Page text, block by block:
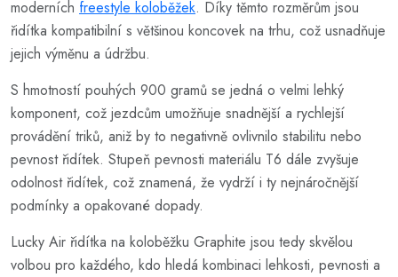
moderních freestyle koloběžek. Díky těmto rozměrům jsou
řidítka kompatibilní s většinou koncovek na trhu, což usnadňuje
jejich výměnu a údržbu.
S hmotností pouhých 900 gramů se jedná o velmi lehký
komponent, což jezdcům umožňuje snadnější a rychlejší
provádění triků, aniž by to negativně ovlivnilo stabilitu nebo
pevnost řidítek. Stupeň pevnosti materiálu T6 dále zvyšuje
odolnost řidítek, což znamená, že vydrží i ty nejnáročnější
podmínky a opakované dopady.
Lucky Air řidítka na koloběžku Graphite jsou tedy skvělou
volbou pro každého, kdo hledá kombinaci lehkosti, pevnosti a